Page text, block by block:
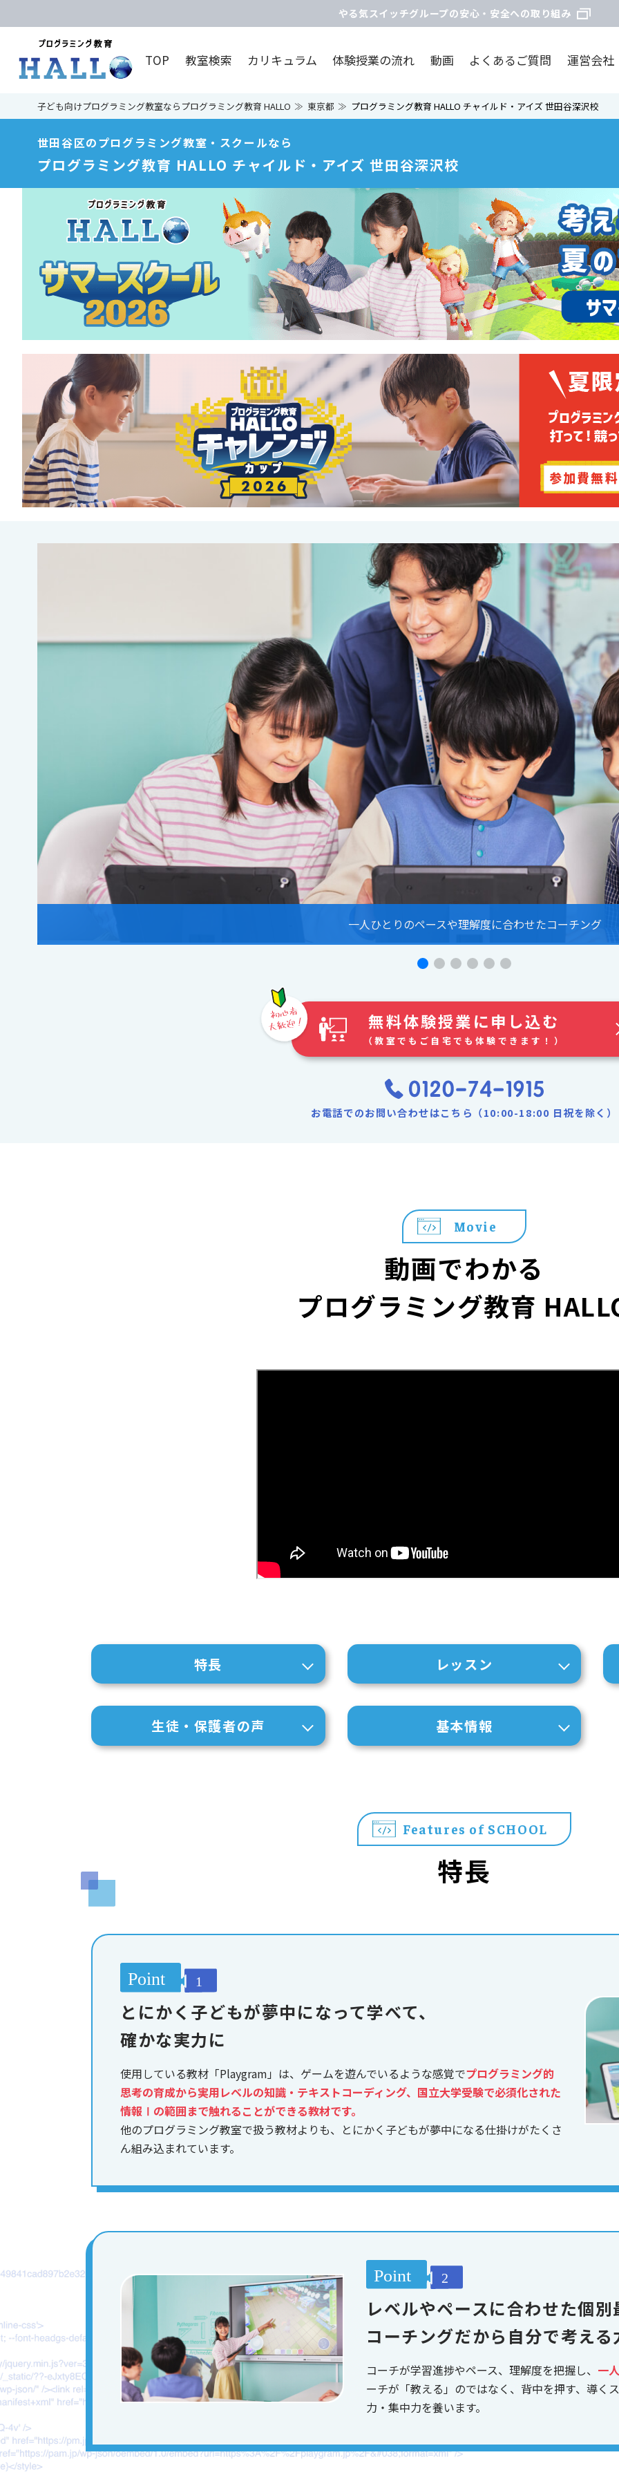
やる気スイッチグループの安心・安全への取り組み
TOP 教室検索 カリキュラム 体験授業の流れ 動画 よくあるご質問 運営会社
子ども向けプログラミング教室ならプログラミング教育 HALLO 東京都 プログラミング教育 HALLO チャイルド・アイズ 世田谷深沢校
世田谷区のプログラミング教室・スクールなら
プログラミング教育 HALLO チャイルド・アイズ 世田谷深沢校
一人ひとりのペースや理解度に合わせたコーチング
無料体験授業に申し込む
（教室でもご自宅でも体験できます！）
お電話でのお問い合わせはこちら（10:00-18:00 日祝を除く）
Movie
動画でわかる
プログラミング教育
特長 レッスン
生徒・保護者の声 基本情報
Features of SCHOOL
特長
とにかく子どもが夢中になって学べて、
確かな実力に
使用している教材「Playgram」は、ゲームを遊んでいるような感覚でプログラミング的
思考の育成から実用レベルの知識・テキストコーディング、国立大学受験で必須化された
情報Ⅰの範囲まで触れることができる教材です。
他のプログラミング教室で扱う教材よりも、とにかく子どもが夢中になる仕掛けがたくさ
ん組み込まれています。
レベルやペースに合わせた個
コーチングだから自分で考え
コーチが学習進捗やペース、理解度を把握し、 一
ーチが「教える」のではなく、背中を押す、導く
力・集中力を養います。